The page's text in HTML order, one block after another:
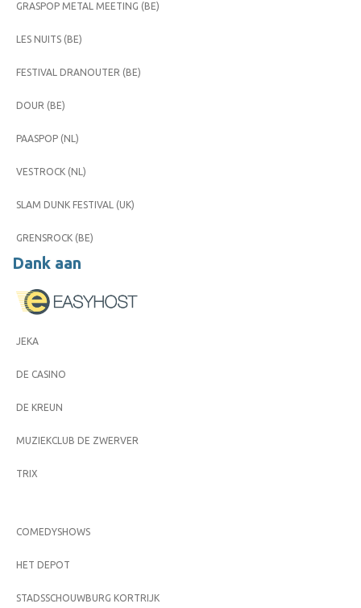
GRASPOP METAL MEETING (BE)
LES NUITS (BE)
FESTIVAL DRANOUTER (BE)
DOUR (BE)
PAASPOP (NL)
VESTROCK (NL)
SLAM DUNK FESTIVAL (UK)
GRENSROCK (BE)
Dank aan
JEKA
DE CASINO
DE KREUN
MUZIEKCLUB DE ZWERVER
TRIX
COMEDYSHOWS
HET DEPOT
STADSSCHOUWBURG KORTRIJK